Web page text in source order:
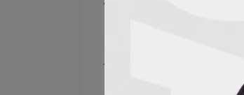
南瓜籽油推薦給4大
南瓜籽油又稱男人的油